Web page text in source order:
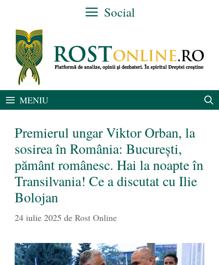
conținut
Social
MENIU
Premierul ungar Viktor Orban, la
sosirea în România: București,
pământ românesc. Hai la noapte în
Transilvania! Ce a discutat cu Ilie
Bolojan
24 iulie 2025 de Rost Online